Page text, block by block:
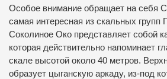
Особое внимание обращает на себя
самая интересная из скальных групп
Соколиное Око представляет собой
которая действительно напоминает
скале высотой около 40 метров.
образует цыганскую аркаду, из-под